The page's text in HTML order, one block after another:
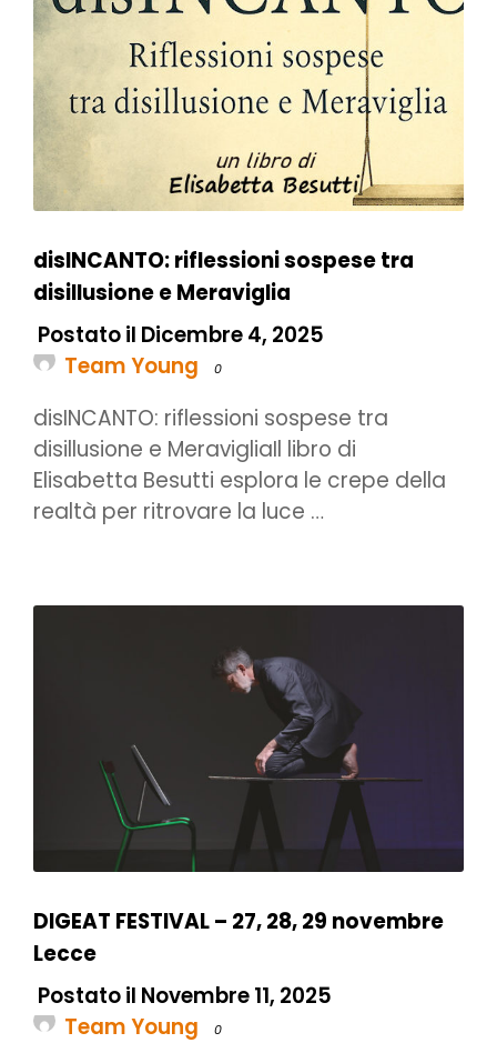
disINCANTO: riflessioni sospese tra
disillusione e Meraviglia
Postato il Dicembre 4, 2025
Team Young
0
disINCANTO: riflessioni sospese tra
disillusione e MeravigliaIl libro di
Elisabetta Besutti esplora le crepe della
realtà per ritrovare la luce …
DIGEAT FESTIVAL – 27, 28, 29 novembre
Lecce
Postato il Novembre 11, 2025
Team Young
0